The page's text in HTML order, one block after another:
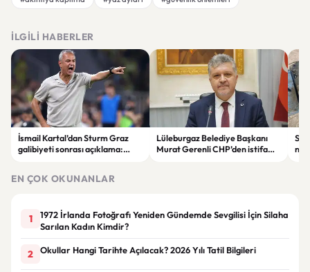
İLGILI HABERLER
İsmail Kartal’dan Sturm Graz
galibiyeti sonrası açıklama:
Lüleburgaz Belediye Başkanı
Murat Gerenli CHP’den istifa
EN ÇOK OKUNANLAR
1
1972 İrlanda Fotoğrafı Yeniden Gündemde Sevgilisi İçin Silaha
Sarılan Kadın Kimdir?
2 Okullar Hangi Tarihte Açılacak? 2026 Yılı Tatil Bilgileri